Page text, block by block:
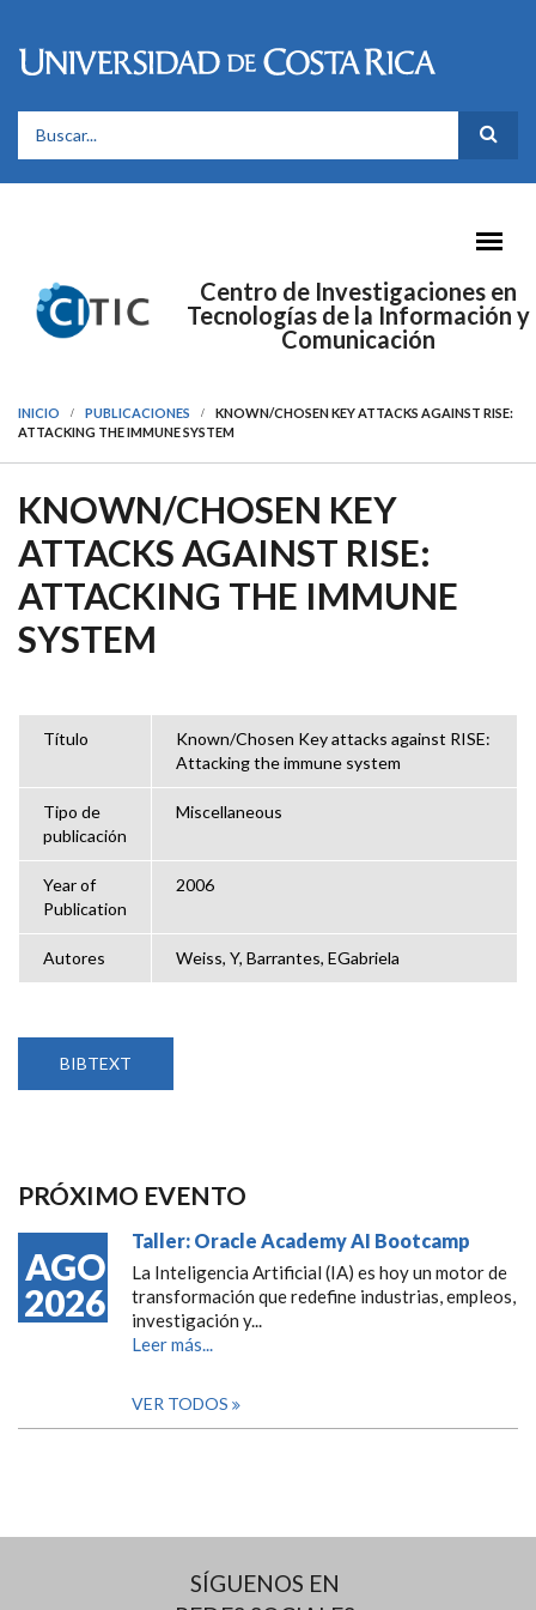
FORMULARIO DE BÚSQUEDA
Centro de Investigaciones en
Tecnologías de la Información y
Comunicación
INICIO PUBLICACIONES
KNOWN/CHOSEN KEY ATTACKS AGAINST RISE:
ATTACKING THE IMMUNE SYSTEM
KNOWN/CHOSEN KEY
ATTACKS AGAINST RISE:
ATTACKING THE IMMUNE
SYSTEM
Título
Known/Chosen Key attacks against RISE:
Attacking the immune system
Tipo de
publicación
Miscellaneous
Year of
Publication
2006
Autores Weiss, Y, Barrantes, EGabriela
BIBTEXT
PRÓXIMO EVENTO
AGO
2026
Taller: Oracle Academy AI Bootcamp
La Inteligencia Artificial (IA) es hoy un motor de
transformación que redefine industrias, empleos,
investigación y...
Leer más...
VER TODOS
SÍGUENOS EN